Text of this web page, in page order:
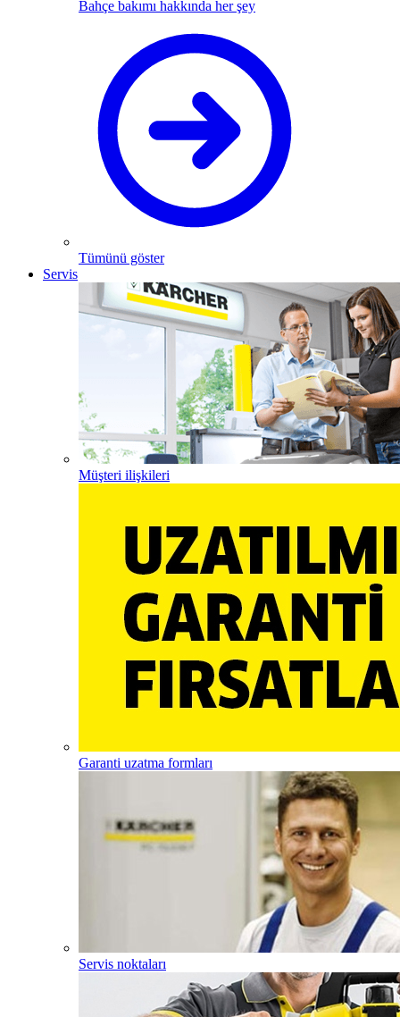
Bahçe bakımı hakkında her şey
Tümünü göster
Servis
Müşteri ilişkileri
Garanti uzatma formları
Servis noktaları